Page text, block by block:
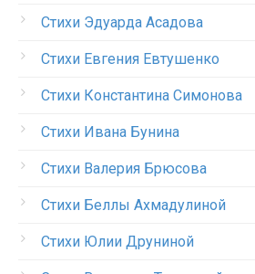
Стихи Эдуарда Асадова
Стихи Евгения Евтушенко
Стихи Константина Симонова
Стихи Ивана Бунина
Стихи Валерия Брюсова
Стихи Беллы Ахмадулиной
Стихи Юлии Друниной